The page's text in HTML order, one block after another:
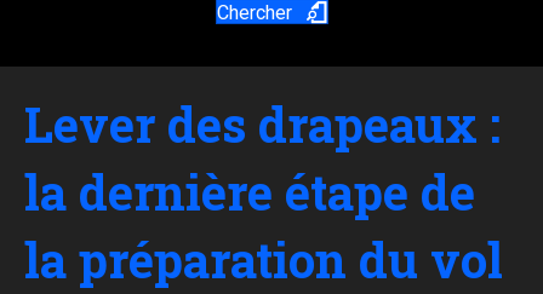
Chercher
Lever des drapeaux :
la dernière étape de
la préparation du vol